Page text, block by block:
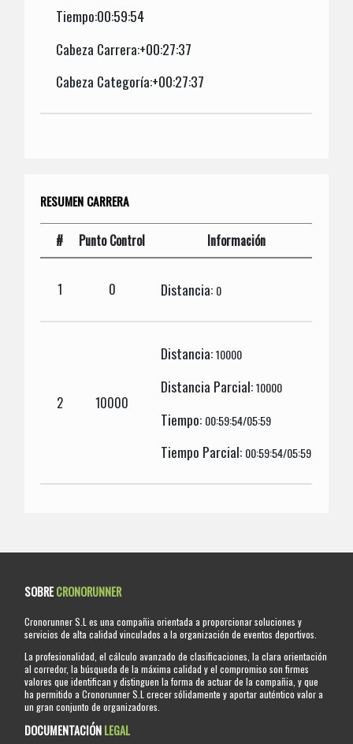
Tiempo:00:59:54
Cabeza Carrera:+00:27:37
Cabeza Categoría:+00:27:37
RESUMEN CARRERA
# Punto Control Información
1 0 Distancia: 0
2 10000
Distancia:10000
Distancia Parcial:10000
Tiempo: 00:59:54/05:59
Tiempo Parcial: 00:59:54/05:59
SOBRECRONORUNNER
Cronorunner S.L es una compañia orientada a proporcionar soluciones y
servicios de alta calidad vinculados a la organización de eventos deportivos.
La profesionalidad, el cálculo avanzado de clasificaciones, la clara orientación
al corredor, la búsqueda de la máxima calidad y el compromiso son firmes
valores que identifican y distinguen la forma de actuar de la compañia, y que
ha permitido a Cronorunner S.L crecer sólidamente y aportar auténtico valor a
un gran conjunto de organizadores.
DOCUMENTACIÓNLEGAL